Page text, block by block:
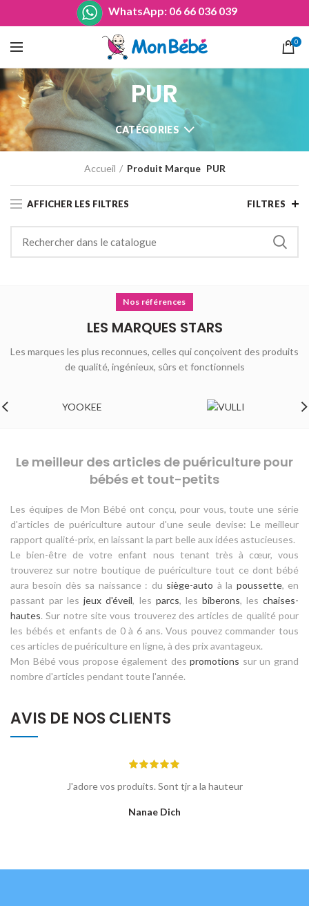
WhatsApp: 06 66 036 039
0
PUR
CATÉGORIES
Accueil Produit Marque PUR
AFFICHER LES FILTRES FILTRES
Nos références
LES MARQUES STARS
Les marques les plus reconnues, celles qui conçoivent des produits
de qualité, ingénieux, sûrs et fonctionnels
YOOKEE
Le meilleur des articles de puériculture pour
bébés et tout-petits
Les équipes de Mon Bébé ont conçu, pour vous, toute une série
d'articles de puériculture autour d'une seule devise: Le meilleur
rapport qualité-prix, en laissant la part belle aux idées astucieuses.
Le bien-être de votre enfant nous tenant très à cœur, vous
trouverez sur notre boutique de puériculture tout ce dont bébé
aura besoin dès sa naissance : du siège-auto à la poussette, en
passant par lesjeux d'éveil, les parcs, les biberons, leschaises-
hautes. Sur notre site vous trouverez des articles de qualité pour
les bébés et enfants de 0 à 6 ans. Vous pouvez commander tous
ces articles de puériculture en ligne, à des prix avantageux.
Mon Bébé vous propose également despromotions sur un grand
nombre d'articles pendant toute l'année.
AVIS DE NOS CLIENTS
J'adore vos produits. Sont tjr a la hauteur
Nanae Dich